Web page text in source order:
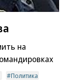
на
Политика